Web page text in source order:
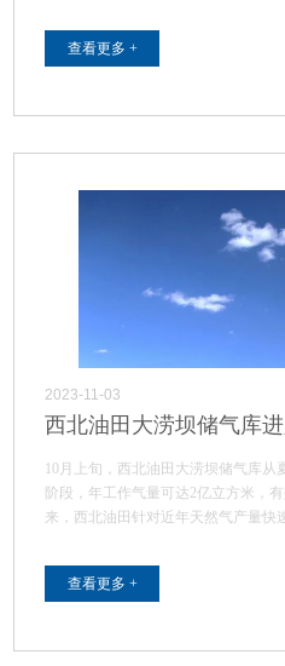
查看更多 +
2023-11-03
西北油田大涝坝储气库
10月上旬，西北油田大涝坝储气库从
阶段，年工作气量可达2亿立方米，有效
来，西北油田针对近年天然气产量
查看更多 +